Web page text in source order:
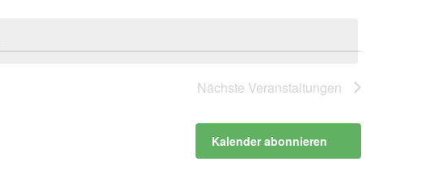
Nächste Veranstaltungen
Kalender abonnieren